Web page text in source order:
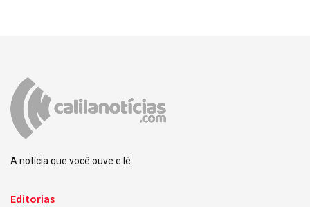
A notícia que você ouve e lê.
Editorias